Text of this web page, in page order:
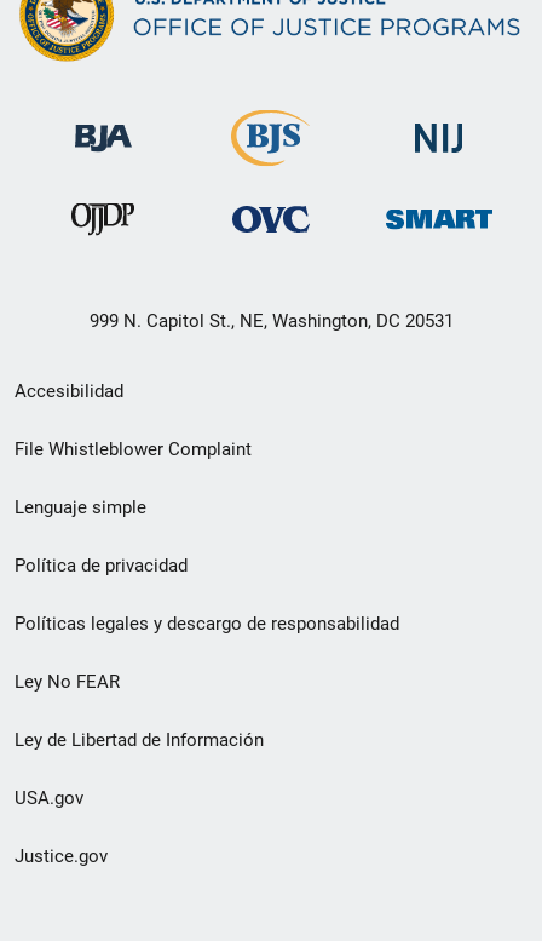
999 N. Capitol St., NE, Washington, DC 20531
Menú
de
de
pie
de
página
Accesibilidad
File Whistleblower Complaint
Lenguaje simple
Política de privacidad
Políticas legales y descargo de responsabilidad
Ley No FEAR
Ley de Libertad de Información
USA.gov
Justice.gov